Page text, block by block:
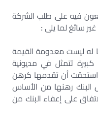
فيه على طلب الشركة
سائغ لما يلى :
له ليست معدومة القيمة
تتمثل في مديونية
استحقت أن تقدمها كرهن
البنك رهنها من الأساس
على إعفاء البنك من